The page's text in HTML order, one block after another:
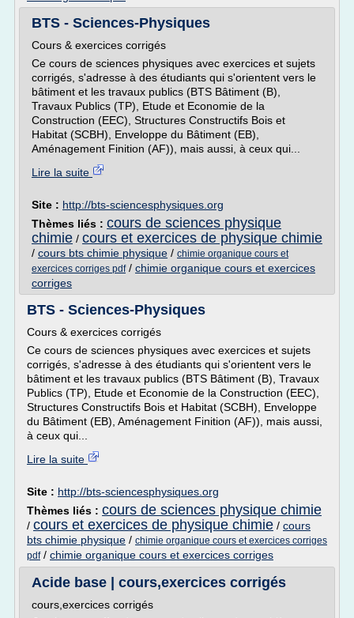
BTS - Sciences-Physiques
Cours & exercices corrigés
Ce cours de sciences physiques avec exercices et sujets
corrigés, s'adresse à des étudiants qui s'orientent vers le
bâtiment et les travaux publics (BTS Bâtiment (B),
Travaux Publics (TP), Etude et Economie de la
Construction (EEC), Structures Constructifs Bois et
Habitat (SCBH), Enveloppe du Bâtiment (EB),
Aménagement Finition (AF)), mais aussi, à ceux qui...
Lire la suite
Site : http://bts-sciencesphysiques.org
Thèmes liés : cours de sciences physique
chimie / cours et exercices de physique chimie
/ cours bts chimie physique / chimie organique cours et
exercices corriges pdf/ chimie organique cours et exercices
corriges
BTS - Sciences-Physiques
Cours & exercices corrigés
Ce cours de sciences physiques avec exercices et sujets
corrigés, s'adresse à des étudiants qui s'orientent vers le
bâtiment et les travaux publics (BTS Bâtiment (B), Travaux
Publics (TP), Etude et Economie de la Construction (EEC),
Structures Constructifs Bois et Habitat (SCBH), Enveloppe
du Bâtiment (EB), Aménagement Finition (AF)), mais aussi,
à ceux qui...
Lire la suite
Site : http://bts-sciencesphysiques.org
Thèmes liés : cours de sciences physique chimie
/ cours et exercices de physique chimie / cours
bts chimie physique / chimie organique cours et exercices corriges
pdf/ chimie organique cours et exercices corriges
Acide base | cours,exercices corrigés
cours,exercices corrigés